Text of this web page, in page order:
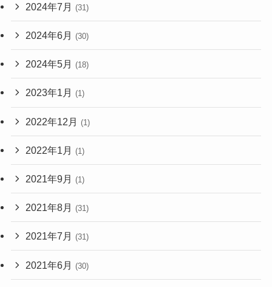
2024年7月 (31)
2024年6月 (30)
2024年5月 (18)
2023年1月 (1)
2022年12月 (1)
2022年1月 (1)
2021年9月 (1)
2021年8月 (31)
2021年7月 (31)
2021年6月 (30)